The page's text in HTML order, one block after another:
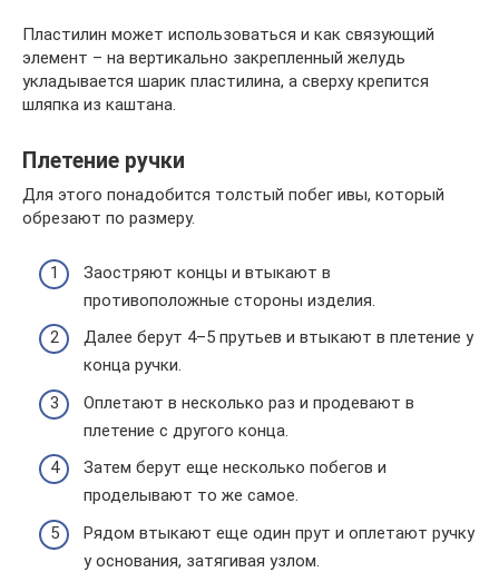
Пластилин может использоваться и как связующий
элемент – на вертикально закрепленный желудь
укладывается шарик пластилина, а сверху крепится
шляпка из каштана.
Плетение ручки
Для этого понадобится толстый побег ивы, который
обрезают по размеру.
Заостряют концы и втыкают в
противоположные стороны изделия.
Далее берут 4–5 прутьев и втыкают в плетение у
конца ручки.
Оплетают в несколько раз и продевают в
плетение с другого конца.
Затем берут еще несколько побегов и
проделывают то же самое.
Рядом втыкают еще один прут и оплетают ручку
у основания, затягивая узлом.